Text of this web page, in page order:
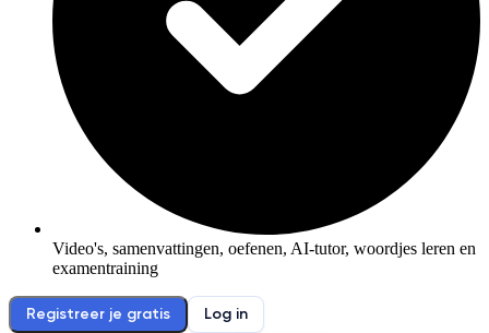
Video's, samenvattingen, oefenen, AI-tutor, woordjes leren en
examentraining
Registreer je gratis Log in